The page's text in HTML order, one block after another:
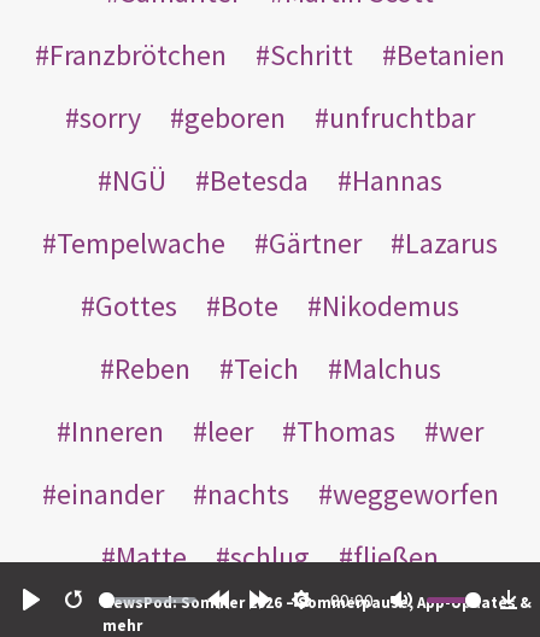
Restart
00:00
NewsPod: Sommer 2026 – Sommerpause, App-Updates &
mehr
Franzbrötchen
Schritt
Betanien
sorry
geboren
unfruchtbar
NGÜ
Betesda
Hannas
Tempelwache
Gärtner
Lazarus
Gottes
Bote
Nikodemus
Reben
Teich
Malchus
Inneren
leer Thomas
wer
einander
nachts
weggeworfen
Matte
schlug
fließen
Rabbuni
Martha Opferlamm